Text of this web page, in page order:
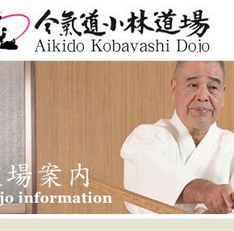
小林道場 Aikido
Dojo